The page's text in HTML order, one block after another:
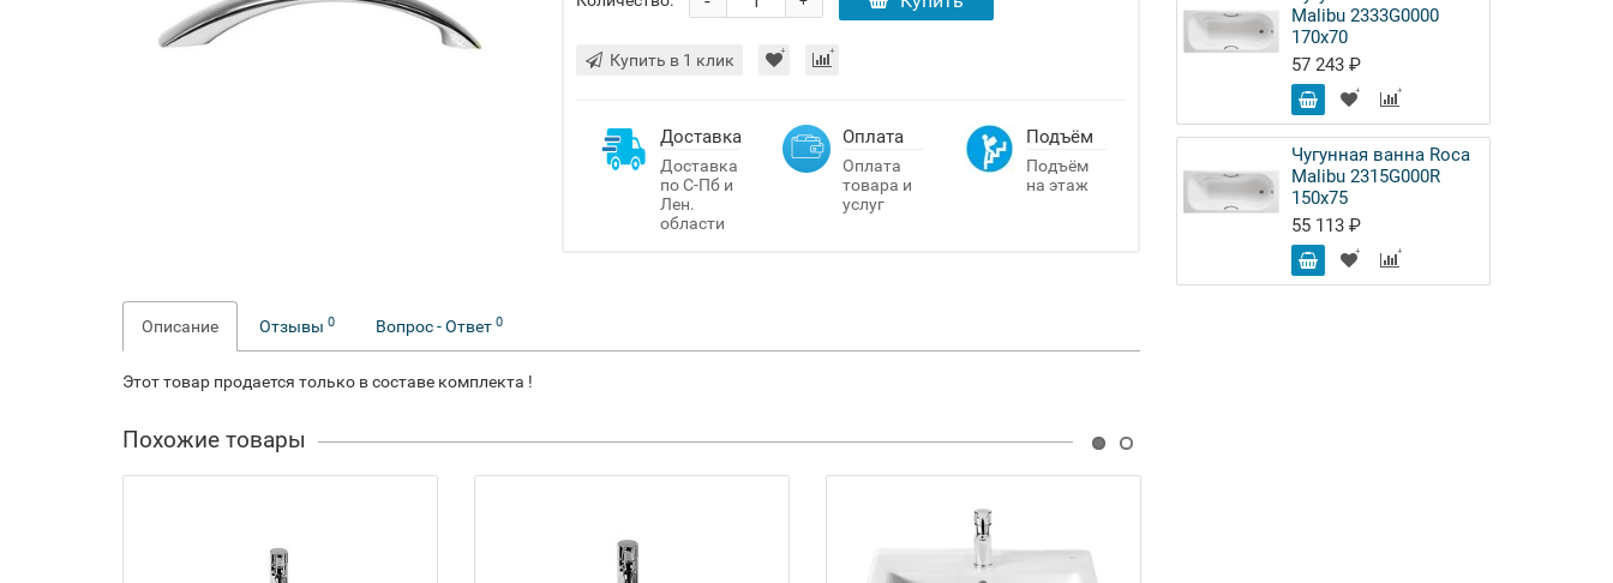
Купить в 1 клик
Доставка
Доставка
по С-Пб и
Лен.
области
Оплата
Оплата
товара и
услуг
Подъём
Подъём
на этаж
Описание Отзывы 0 Вопрос - Ответ 0
Этот товар продается только в составе комплекта !
Похожие товары
Malibu 2333G0000
170x70
57 243 ₽
Чугунная ванна Roca
Malibu 2315G000R
150x75
55 113 ₽